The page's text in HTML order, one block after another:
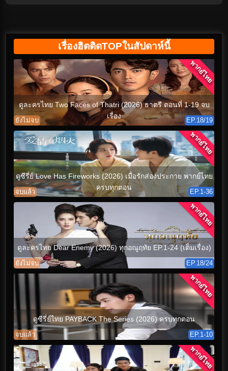
เรื่องฮิตติดTOPในสัปดาห์นี้
ดูละครไทย Two Faces of Thatri (2026) ธาตรี ตอนที่ 1-19 จบ
เรื่อง
ยังไม่จบ EP.18/19
พากย์ไทย
ดูซีรี่ย์ Love Has Fireworks (2026) เมื่อรักส่องประกาย พากย์ไทย
ครบทุกตอน
จบแล้ว EP.1-36
พากย์ไทย
ดูละครไทย Dear Enemy (2026) ทุกอณูฤทัย EP.1-24 (เต็มเรื่อง)
ยังไม่จบ EP.18/24
พากย์ไทย
ดูซีรี่ย์ไทย PAYBACK The Series (2026) ครบทุกตอน
จบแล้ว EP.1-10
พากย์ไทย
พากย์ไทย